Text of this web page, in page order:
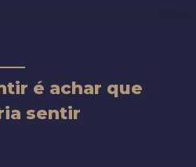
é achar que
sentir